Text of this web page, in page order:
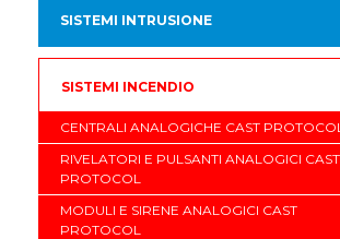
SISTEMI INTRUSIONE
SISTEMI INCENDIO
CENTRALI ANALOGICHE CAST
RIVELATORI E PULSANTI ANALOGICI CAST
PROTOCOL
MODULI E SIRENE ANALOGICI CAST
PROTOCOL